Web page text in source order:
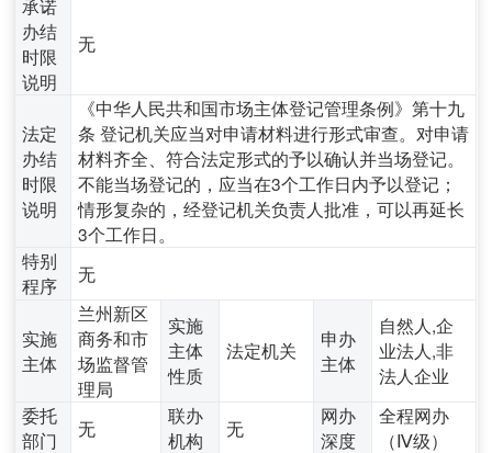
承诺
办结
时限
说明
无
法定
办结
时限
说明
《中华人民共和国市场主体登记管理条例》第十九
条 登记机关应当对申请材料进行形式审查。对申请
材料齐全、符合法定形式的予以确认并当场登记。
不能当场登记的，应当在3个工作日内予以登记；
情形复杂的，经登记机关负责人批准，可以再延长
3个工作日。
特别
程序
无
实施
主体
兰州新区
商务和市
场监督管
理局
实施
主体
性质
法定机关
申办
主体
自然人,企
业法人,非
法人企业
委托
部门
无
联办
机构
无
网办
深度
全程网办
（Ⅳ级）